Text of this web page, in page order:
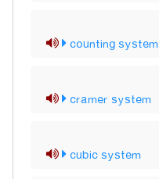
counting system
cramer system
cubic system